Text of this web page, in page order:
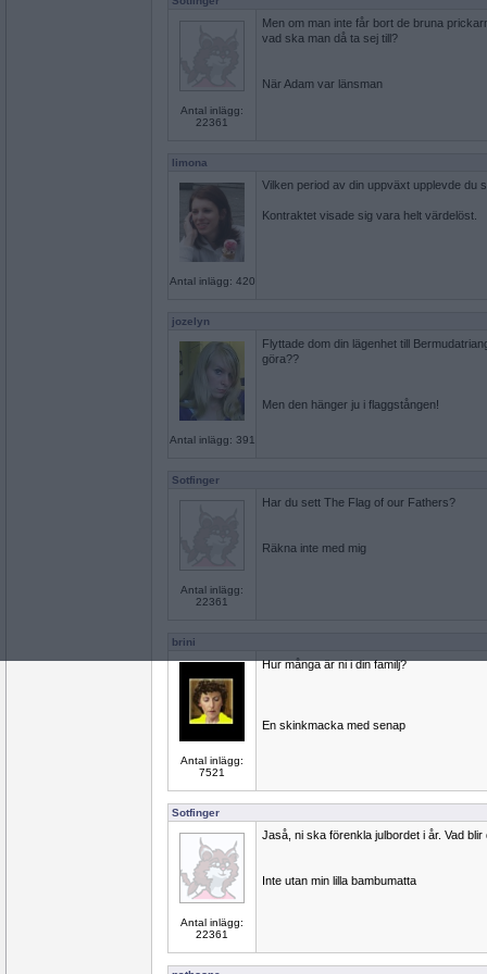
Antal inlägg:
22361
Men om man inte får bort de bruna
vad ska man då ta sej till?
När Adam var länsman
limona
Antal inlägg: 420
Vilken period av din uppväxt upplevde du
Kontraktet visade sig vara helt värdelöst.
jozelyn
Antal inlägg: 391
Flyttade dom din lägenhet till
göra??
Men den hänger ju i flaggstången!
Sotfinger
Antal inlägg:
22361
Har du sett The Flag of our Fathers?
Räkna inte med mig
brini
Antal inlägg:
7521
Hur många är ni i din familj?
En skinkmacka med senap
Sotfinger
Antal inlägg:
22361
Jaså, ni ska förenkla julbordet i år. Vad blir
Inte utan min lilla bambumatta